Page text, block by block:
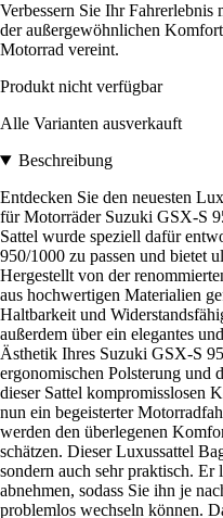
Verbessern Sie Ihr Fahrerlebnis
der außergewöhnlichen
Motorrad vereint.
Produkt nicht verfügbar
Alle Varianten ausverkauft
Beschreibung
Entdecken Sie den neuesten
für Motorräder Suzuki GSX-S
Sattel wurde speziell dafür
950/1000 zu passen und bietet
Hergestellt von der
aus hochwertigen Materialien
Haltbarkeit und
außerdem über ein elegantes
Ästhetik Ihres Suzuki GSX-S
ergonomischen Polsterung und
dieser Sattel kompromisslosen
nun ein begeisterter
werden den überlegenen
schätzen. Dieser Luxussattel
sondern auch sehr praktisch. Er
abnehmen, sodass Sie ihn je
problemlos wechseln können.